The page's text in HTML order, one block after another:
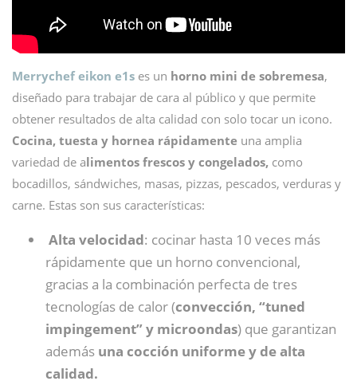
Merrychef eikon e1s es un horno mini de sobremesa,
diseñado para trabajar de cara al público y que permite
obtener resultados de alta calidad con solo tocar un icono.
Cocina, tuesta y hornea rápidamente una amplia
variedad de alimentos frescos y congelados, como
bocadillos, sándwiches, masas, pizzas, pescados, verduras y
carne. Estas son sus características:
Alta velocidad: cocinar hasta 10 veces más
rápidamente que un horno convencional,
gracias a la combinación perfecta de tres
tecnologías de calor (convección, “tuned
impingement” y microondas) que garantizan
además una cocción uniforme y de alta
calidad.